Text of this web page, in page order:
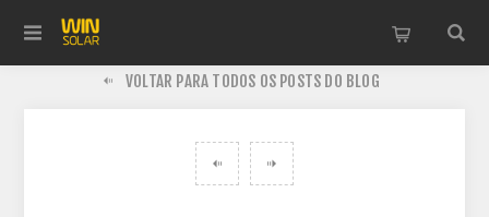
VOLTAR PARA TODOS OS POSTS DO BLOG